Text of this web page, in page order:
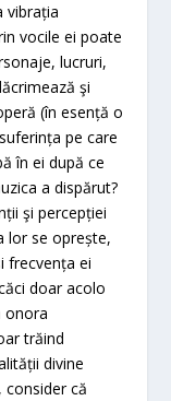
vibrația
vocile ei poate
lucruri,
şi
(în esență o
pe care
în ei după ce
a dispărut?
şi percepției
lor se oprește,
frecvența ei
doar acolo
onora
trăind
divine
că